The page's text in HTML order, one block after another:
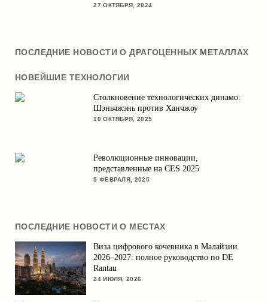
27 ОКТЯБРЯ, 2024
ПОСЛЕДНИЕ НОВОСТИ О ДРАГОЦЕННЫХ МЕТАЛЛАХ
НОВЕЙШИЕ ТЕХНОЛОГИИ
Столкновение технологических динамо:
Шэньчжэнь против Ханчжоу
10 ОКТЯБРЯ, 2025
Революционные инновации,
представленные на CES 2025
5 ФЕВРАЛЯ, 2025
ПОСЛЕДНИЕ НОВОСТИ О МЕСТАХ
Виза цифрового кочевника в Малайзии
2026–2027: полное руководство по DE
Rantau
24 ИЮЛЯ, 2026